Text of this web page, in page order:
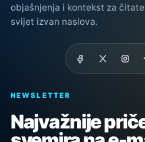
objašnjenja i kontekst za
svijet izvan naslova.
NEWSLETTER
Najvažnije